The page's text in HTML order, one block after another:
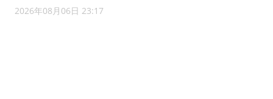
2026年08月06日 23:17